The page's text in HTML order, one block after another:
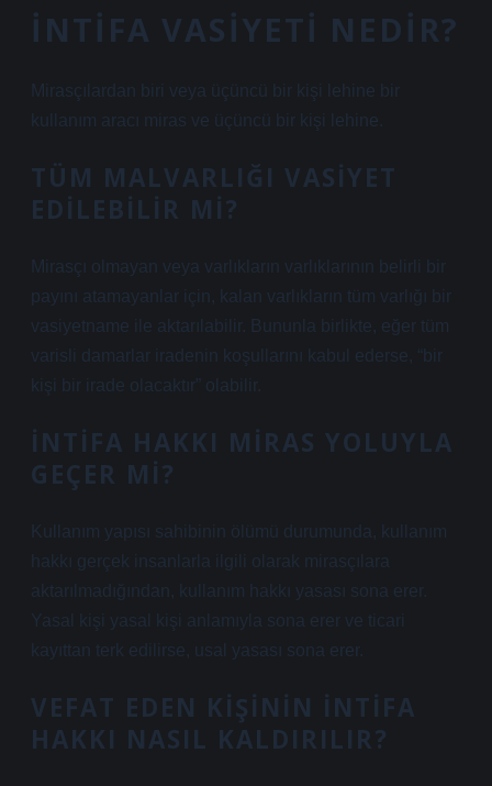
İNTIFA VASIYETI NEDIR?
Mirasçılardan biri veya üçüncü bir kişi lehine bir
kullanım aracı miras ve üçüncü bir kişi lehine.
TÜM MALVARLIĞI VASIYET
EDILEBILIR MI?
Mirasçı olmayan veya varlıkların varlıklarının belirli bir
payını atamayanlar için, kalan varlıkların tüm varlığı bir
vasiyetname ile aktarılabilir. Bununla birlikte, eğer tüm
varisli damarlar iradenin koşullarını kabul ederse, “bir
kişi bir irade olacaktır” olabilir.
İNTIFA HAKKI MIRAS YOLUYLA
GEÇER MI?
Kullanım yapısı sahibinin ölümü durumunda, kullanım
hakkı gerçek insanlarla ilgili olarak mirasçılara
aktarılmadığından, kullanım hakkı yasası sona erer.
Yasal kişi yasal kişi anlamıyla sona erer ve ticari
kayıttan terk edilirse, usal yasası sona erer.
VEFAT EDEN KIŞININ INTIFA
HAKKI NASIL KALDIRILIR?